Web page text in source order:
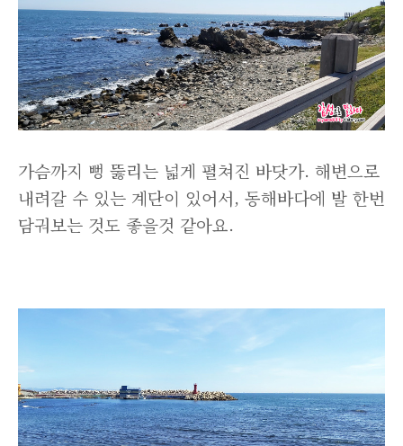
가슴까지 뻥 뚫리는 넓게 펼쳐진 바닷가. 해변으로
내려갈 수 있는 계단이 있어서, 동해바다에 발 한번
담궈보는 것도 좋을것 같아요.